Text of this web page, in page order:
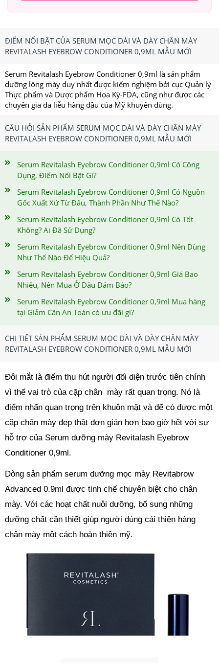
ĐIỂM NỔI BẬT CỦA SERUM MỌC DÀI VÀ DÀY CHÂN MÀY
REVITALASH EYEBROW CONDITIONER 0,9ML MẪU MỚI
Serum Revitalash Eyebrow Conditioner 0,9ml là sản phẩm
dưỡng lông mày duy nhất được kiểm nghiệm bởi cục Quản lý
Thực phẩm và Dược phẩm Hoa Kỳ-FDA, cũng như được các
chuyên gia da liễu hàng đầu của Mỹ khuyên dùng.
CÂU HỎI SẢN PHẨM SERUM MỌC DÀI VÀ DÀY CHÂN MÀY
REVITALASH EYEBROW CONDITIONER 0,9ML MẪU MỚI
Serum Revitalash Eyebrow Conditioner 0,9ml Có Công
Dụng, Điểm Nổi Bật Gì?
Serum Revitalash Eyebrow Conditioner 0,9ml Có Nguồn
Gốc Xuất Xứ Từ Đâu, Thành Phần Như Thế Nào?
Serum Revitalash Eyebrow Conditioner 0,9ml Có Tốt
Không? Ai Đã Sử Dụng?
Serum Revitalash Eyebrow Conditioner 0,9ml Nên Dùng
Như Thế Nào Để Hiệu Quả?
Serum Revitalash Eyebrow Conditioner 0,9ml Giá Bao
Nhiêu, Nên Mua Ở Đâu Đảm Bảo?
Serum Revitalash Eyebrow Conditioner 0,9ml Mua hàng
tại Giảm Cân An Toàn có ưu đãi gì?
CHI TIẾT SẢN PHẨM SERUM MỌC DÀI VÀ DÀY CHÂN MÀY
REVITALASH EYEBROW CONDITIONER 0,9ML MẪU MỚI
Đôi mắt là điểm thu hút người đối diện trước tiên chính
vì thế vai trò của cặp chân mày rất quan trọng. Nó là
điểm nhấn quan trọng trên khuôn mặt và để có được một
cặp chân mày đẹp thật đơn giản hơn bao giờ hết với sự
hỗ trợ của Serum dưỡng mày Revitalash Eyebrow
Conditioner 0,9ml.
Dòng sản phẩm serum dưỡng mọc mày Revitabrow
Advanced 0.9ml được tinh chế chuyên biệt cho chân
mày. Với các hoạt chất nuôi dưỡng, bổ sung những
dưỡng chất cần thiết giúp người dùng cải thiện hàng
chân mày một cách hoàn thiện mỹ.